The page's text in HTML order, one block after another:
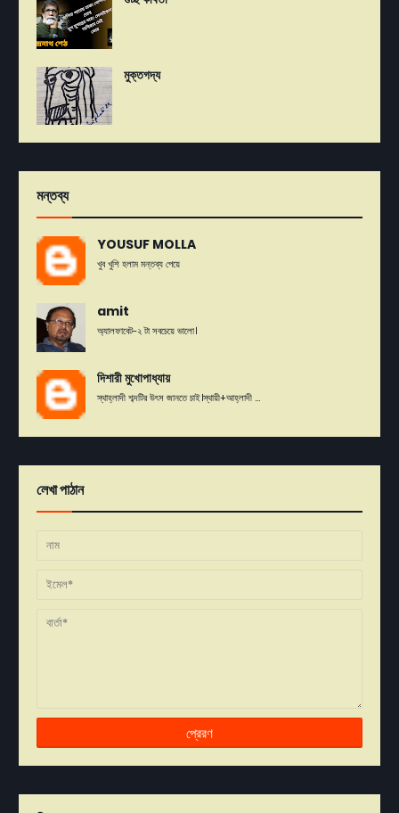
মুক্তগদ্য
মন্তব্য
YOUSUF MOLLA
খুব খুশি হলাম মন্তব্য পেয়ে
amit
অ্যালফাবেট-২ টা সবচেয়ে ভালো।
দিশারী মুখোপাধ্যায়
স্থাহ্লাদী শব্দটির উৎস জানতে চাই।স্থায়ী+আহ্লাদী ...
লেখা পাঠান